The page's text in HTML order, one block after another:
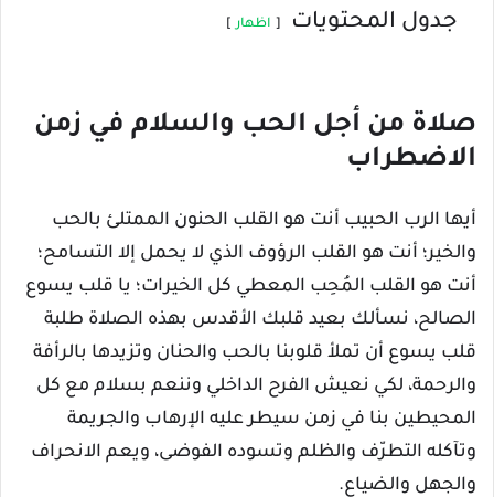
جدول المحتويات اظهار
صلاة من أجل الحب والسلام في زمن
الاضطراب
أيها الرب الحبيب أنت هو القلب الحنون الممتلئ بالحب
والخير؛ أنت هو القلب الرؤوف الذي لا يحمل إلا التسامح؛
أنت هو القلب المُحِب المعطي كل الخيرات؛ يا قلب يسوع
الصالح، نسألك بعيد قلبك الأقدس بهذه الصلاة طلبة
قلب يسوع أن تملأ قلوبنا بالحب والحنان وتزيدها بالرأفة
والرحمة، لكي نعيش الفرح الداخلي وننعم بسلام مع كل
المحيطين بنا في زمن سيطر عليه الإرهاب والجريمة
وتآكله التطرّف والظلم وتسوده الفوضى، ويعم الانحراف
والجهل والضياع.